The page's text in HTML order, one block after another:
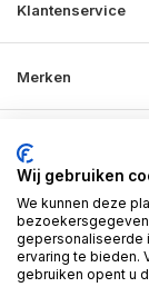
Klantenservice
Merken
Informatie
Contact
Wij gebruiken
We kunnen deze
gepersonaliseerde
ervaring te bieden.
gebruiken opent u